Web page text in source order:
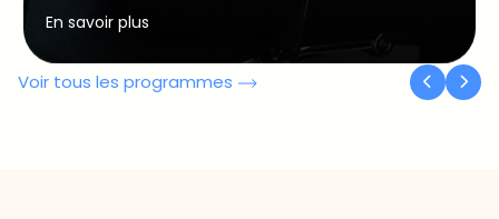
En savoir plus
Voir tous les programmes